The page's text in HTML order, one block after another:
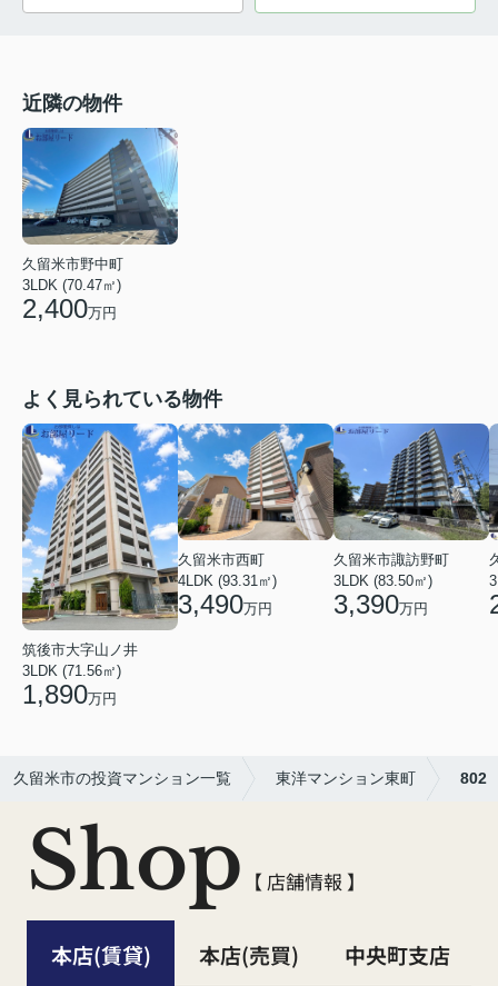
近隣の物件
久留米市野中町
3LDK (70.47㎡)
2,400万円
よく見られている物件
筑後市大字山ノ井
3LDK (71.56㎡)
1,890万円
久留米市西町
4LDK (93.31㎡)
3,490万円
久留米市諏訪野町
3LDK (83.50㎡)
3,390万円
久留米市の投資マンション一覧 東洋マンション東町 802
Shop 【 店舗情報 】
本店(賃貸) 本店(売買) 中央町支店